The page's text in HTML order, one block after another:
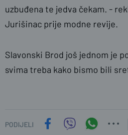
uzbuđena te jedva čekam. -
Jurišinac prije modne revije.
Slavonski Brod još jednom je
svima treba kako bismo bili
PODIJELI